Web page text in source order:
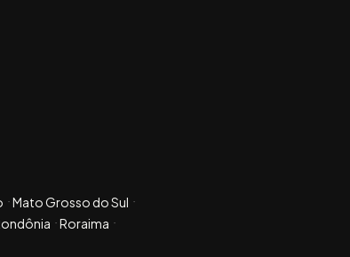
Mato Grosso do Sul
Roraima